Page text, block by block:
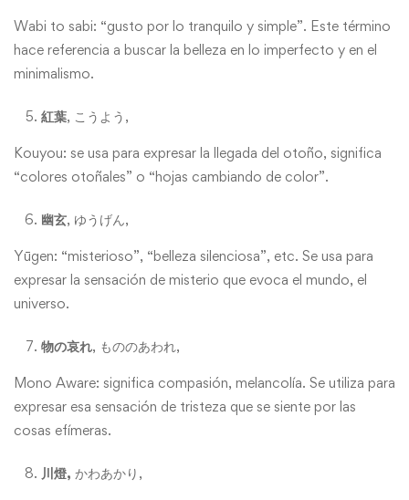
Wabi to sabi: “gusto por lo tranquilo y simple”. Este término
hace referencia a buscar la belleza en lo imperfecto y en el
minimalismo.
紅葉, こうよう,
Kouyou: se usa para expresar la llegada del otoño, significa
“colores otoñales” o “hojas cambiando de color”.
幽玄, ゆうげん,
Yūgen: “misterioso”, “belleza silenciosa”, etc. Se usa para
expresar la sensación de misterio que evoca el mundo, el
universo.
物の哀れ, もののあわれ,
Mono Aware: significa compasión, melancolía. Se utiliza para
expresar esa sensación de tristeza que se siente por las
cosas efímeras.
川燈, かわあかり,